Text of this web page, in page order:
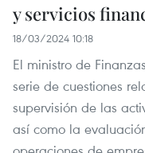
y servicios
18/03/2024 10:18
El ministro de
serie de cuestiones
supervisión de las
así como la